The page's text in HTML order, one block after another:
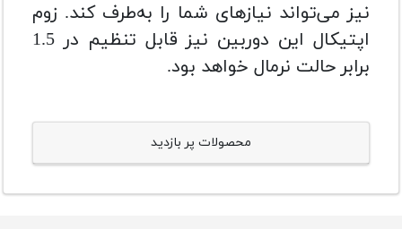
نیز می‌تواند نیازهای شما را به‌طرف کند. زوم
اپتیکال این دوربین نیز قابل تنظیم در 1.5
برابر حالت نرمال خواهد بود.
محصولات پر بازدید